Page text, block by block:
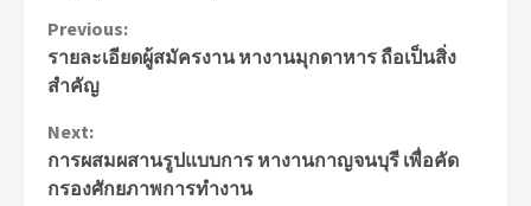
Continue
Reading
Previous:
รายละเอียดผู้สมัครงาน หางานมุกดาหาร ถือเป็นสิ่ง
สำคัญ
Next:
การผสมผสานรูปแบบการ หางานกาญจนบุรี เพื่อคัด
กรองศักยภาพการทำงาน